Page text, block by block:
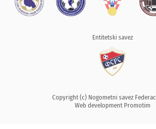
Entitetski savez
Copyright (c) Nogometni savez
Web development Promotim